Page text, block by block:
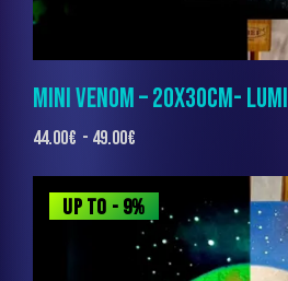
MINI VENOM – 20X30CM- LUMI
44.00€ - 49.00€
UP TO - 9%